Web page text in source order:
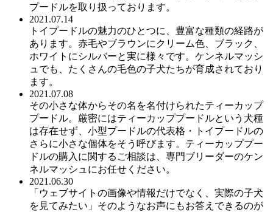
プードルを取り扱っております。
2021.07.14
トイプードルの魅力のひとつに、豊富な種類の経路が
あります。赤毛やブラウンにクリーム色、ブラック、
ホワイトにシルバーと実に様々です。ケンネルマッシ
ュでも、たくさんの毛色の子犬たちが育成されており
ます。
2021.07.08
その小さな体からその名を名付けられたティーカップ
プードル。厳密にはティーカッププードルという犬種
は存在せず、小型プードルの代表格・トイプードルの
さらに小さな個体をそう呼びます。ティーカッププー
ドルの購入に関するご相談は、専門ブリーダーのケン
ネルマッシュにお任せください。
2021.06.30
「ウェブサイトの画像や情報だけでなく、実際の子犬
を見てみたい」そのようなお声にもお答えできるのが